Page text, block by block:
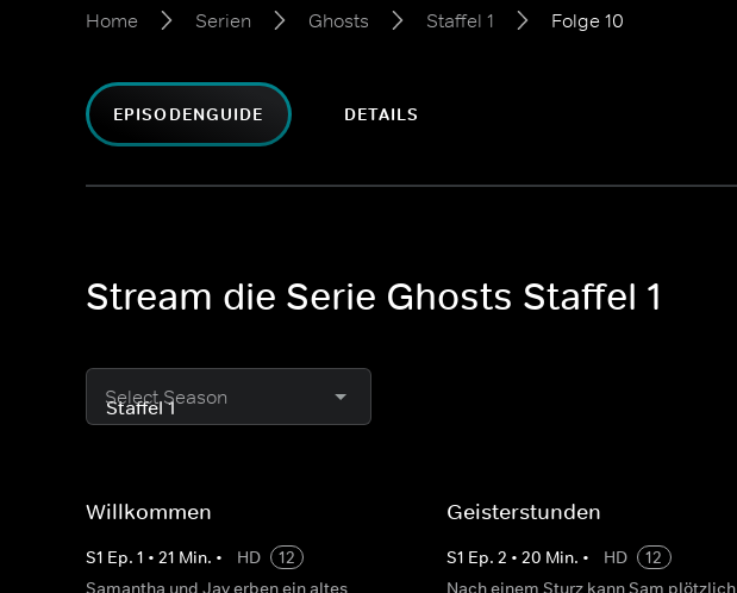
Home Serien Ghosts Staffel 1 Folge 10
EPISODENGUIDE DETAILS
Stream die Serie Ghosts Staffel 1
Select Season
Willkommen
S1 Ep. 1 • 21 Min. • HD
12
Samantha und Jay erben ein altes
Geisterstunden
S1 Ep.2 •20 Min. • HD
12
Nach einem Sturz kann Sam plötzlich